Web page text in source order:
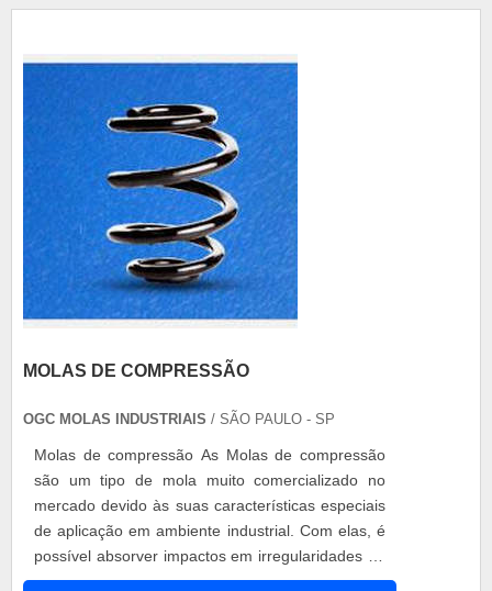
MOLAS DE COMPRESSÃO
OGC MOLAS INDUSTRIAIS / SÃO PAULO - SP
Molas de compressão As Molas de compressão
são um tipo de mola muito comercializado no
mercado devido às suas características especiais
de aplicação em ambiente industrial. Com elas, é
possível absorver impactos em irregularidades de
terrenos, controlando alturas de alinhamento e